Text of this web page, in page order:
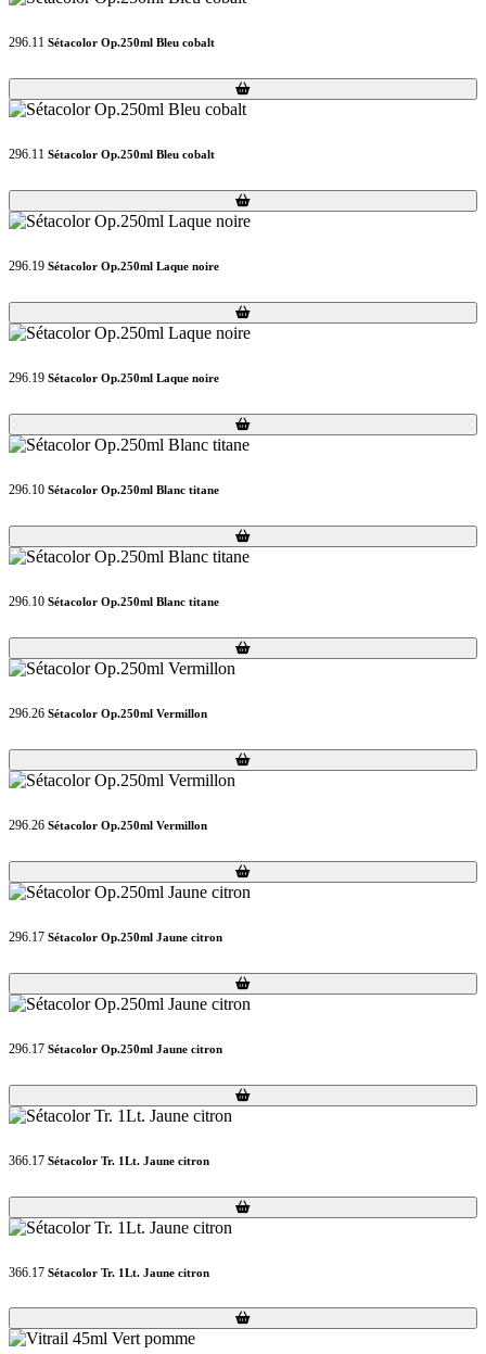
296.11 Sétacolor Op.250ml Bleu cobalt
Loading...
Loading...
296.11 Sétacolor Op.250ml Bleu cobalt
Loading...
Loading...
296.19 Sétacolor Op.250ml Laque noire
Loading...
Loading...
296.19 Sétacolor Op.250ml Laque noire
Loading...
Loading...
296.10 Sétacolor Op.250ml Blanc titane
Loading...
Loading...
296.10 Sétacolor Op.250ml Blanc titane
Loading...
Loading...
296.26 Sétacolor Op.250ml Vermillon
Loading...
Loading...
296.26 Sétacolor Op.250ml Vermillon
Loading...
Loading...
296.17 Sétacolor Op.250ml Jaune citron
Loading...
Loading...
296.17 Sétacolor Op.250ml Jaune citron
Loading...
Loading...
366.17 Sétacolor Tr. 1Lt. Jaune citron
Loading...
Loading...
366.17 Sétacolor Tr. 1Lt. Jaune citron
Loading...
Loading...